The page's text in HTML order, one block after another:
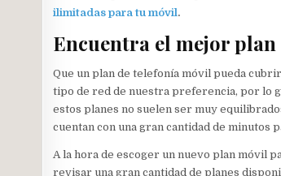
ilimitadas para tu móvil.
Encuentra el mejor
Que un plan de telefonía móvil pueda
tipo de red de nuestra preferencia, por lo
estos planes no suelen ser muy
cuentan con una gran cantidad de minutos
A la hora de escoger un nuevo plan móvil
revisar una gran cantidad de planes